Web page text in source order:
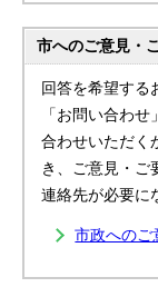
市へのご意見・
回答を希望する
「お問い合わ
合わせいただく
き、ご意見・ご
連絡先が必要に
市政へのご